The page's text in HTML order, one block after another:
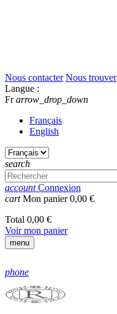
Nous contacter Nous trouver
Langue :
Fr arrow_drop_down
Français
English
search
account Connexion
cart Mon panier0,00 €
Total 0,00 €
Voir mon panier
menu
phone